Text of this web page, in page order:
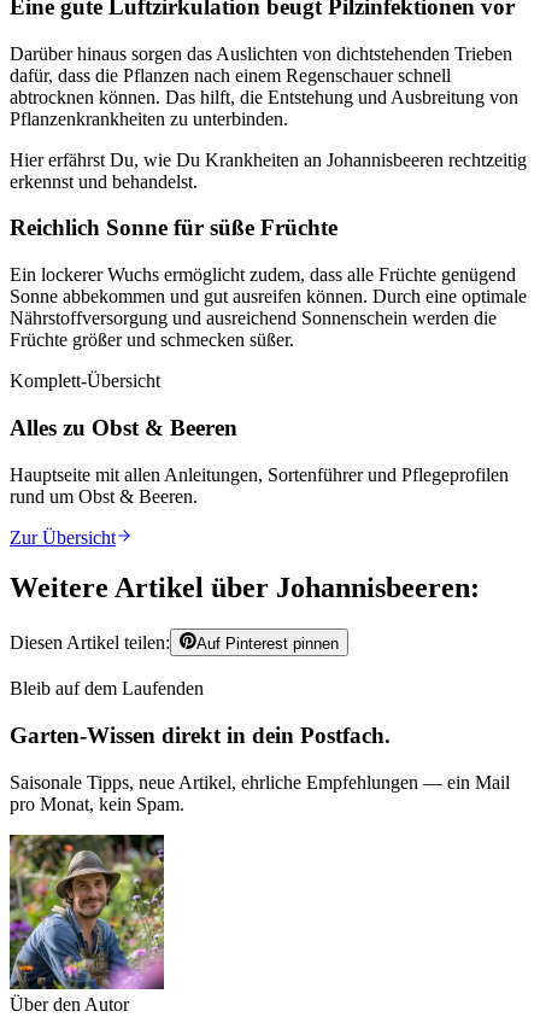
Eine gute Luftzirkulation beugt Pilzinfektionen vor
Darüber hinaus sorgen das Auslichten von dichtstehenden Trieben
dafür, dass die Pflanzen nach einem Regenschauer schnell
abtrocknen können. Das hilft, die Entstehung und Ausbreitung von
Pflanzenkrankheiten zu unterbinden.
Hier erfährst Du, wie Du Krankheiten an Johannisbeeren rechtzeitig
erkennst und behandelst.
Reichlich Sonne für süße Früchte
Ein lockerer Wuchs ermöglicht zudem, dass alle Früchte genügend
Sonne abbekommen und gut ausreifen können. Durch eine optimale
Nährstoffversorgung und ausreichend Sonnenschein werden die
Früchte größer und schmecken süßer.
Komplett-Übersicht
Alles zu Obst & Beeren
Hauptseite mit allen Anleitungen, Sortenführer und Pflegeprofilen
rund um Obst & Beeren.
Zur Übersicht
Weitere Artikel über Johannisbeeren:
Diesen Artikel teilen: Auf Pinterest pinnen
Bleib auf dem Laufenden
Garten-Wissen direkt in dein Postfach.
Saisonale Tipps, neue Artikel, ehrliche Empfehlungen — ein Mail
pro Monat, kein Spam.
Über den Autor